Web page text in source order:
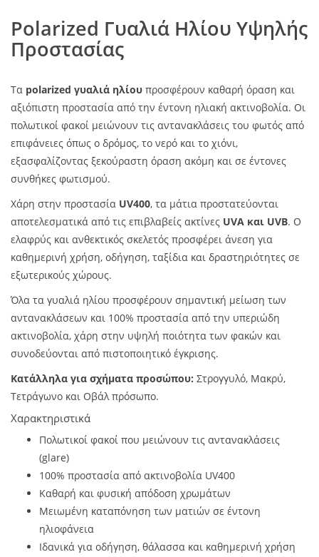
Polarized Γυαλιά Ηλίου Υψηλής
Προστασίας
Τα polarized γυαλιά ηλίου προσφέρουν καθαρή όραση και
αξιόπιστη προστασία από την έντονη ηλιακή ακτινοβολία. Οι
πολωτικοί φακοί μειώνουν τις αντανακλάσεις του φωτός από
επιφάνειες όπως ο δρόμος, το νερό και το χιόνι,
εξασφαλίζοντας ξεκούραστη όραση ακόμη και σε έντονες
συνθήκες φωτισμού.
Χάρη στην προστασία UV400, τα μάτια προστατεύονται
αποτελεσματικά από τις επιβλαβείς ακτίνες UVA και UVB. Ο
ελαφρύς και ανθεκτικός σκελετός προσφέρει άνεση για
καθημερινή χρήση, οδήγηση, ταξίδια και δραστηριότητες σε
εξωτερικούς χώρους.
Όλα τα γυαλιά ηλίου προσφέρουν σημαντική μείωση των
αντανακλάσεων και 100% προστασία από την υπεριώδη
ακτινοβολία, χάρη στην υψηλή ποιότητα των φακών και
συνοδεύονται από πιστοποιητικό έγκρισης.
Κατάλληλα για σχήματα προσώπου: Στρογγυλό, Μακρύ,
Τετράγωνο και Οβάλ πρόσωπο.
Χαρακτηριστικά
Πολωτικοί φακοί που μειώνουν τις αντανακλάσεις
(glare)
100% προστασία από ακτινοβολία UV400
Καθαρή και φυσική απόδοση χρωμάτων
Μειωμένη καταπόνηση των ματιών σε έντονη
ηλιοφάνεια
Ιδανικά για οδήγηση, θάλασσα και καθημερινή χρήση